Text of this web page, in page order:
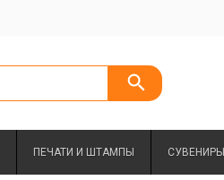
ПЕЧАТИ И ШТАМПЫ СУВЕНИРЫ